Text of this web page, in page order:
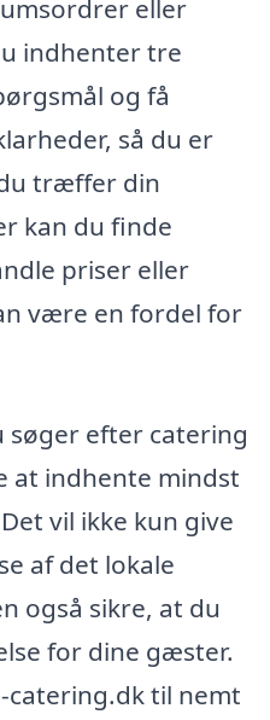
eller
indhenter tre
og få
så du er
træffer din
kan du finde
priser eller
være en fordel for
søger efter catering
at indhente mindst
vil ikke kun give
af det lokale
også sikre, at du
for dine gæster.
til nemt